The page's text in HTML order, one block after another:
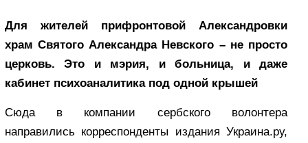
Для жителей прифронтовой Александровки
храм Святого Александра Невского – не просто
церковь. Это и мэрия, и больница, и даже
кабинет психоаналитика под одной крышей
Сюда в компании сербского волонтера
направились корреспонденты издания Украина.ру,